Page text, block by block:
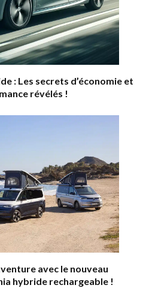
: Les secrets d’économie et
révélés !
avec le nouveau
hybride rechargeable !